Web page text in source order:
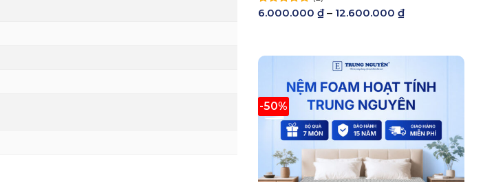
Được xếp
6.000.000 ₫ – 12.600.000 ₫Khoảng
giá:
đến
12.600.000 ₫
-50%